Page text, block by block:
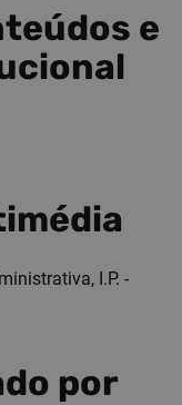
e
I.P. -
por